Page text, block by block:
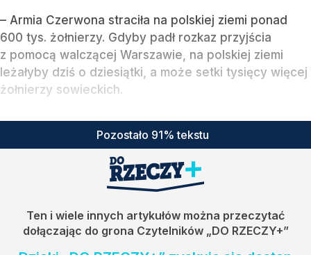
– Armia Czerwona straciła na polskiej ziemi ponad
600 tys. żołnierzy. Gdyby padł rozkaz przyjścia
z pomocą walczącej Warszawie, na polskiej ziemi
leżałyby dziś o dziesiątki, a może setki tysięcy więcej
żołnierzy sowieckich.
Pozostało 91% tekstu
Ten i wiele innych artykułów można przeczytać
dołączając do grona Czytelników „DO RZECZY+”